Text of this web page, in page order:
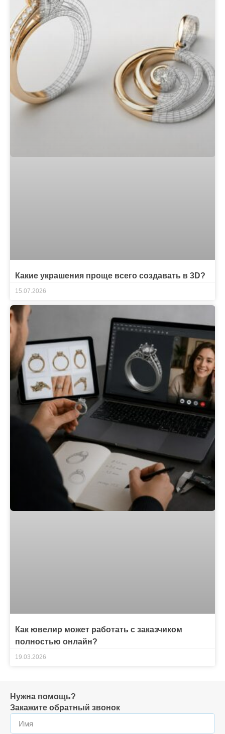
Какие украшения проще всего создавать в 3D?
15.07.2026
Как ювелир может работать с заказчиком
полностью онлайн?
19.03.2026
Нужна помощь?
Закажите обратный звонок